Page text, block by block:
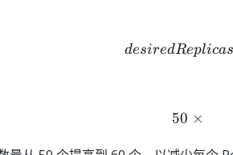
desiredReplicas
50
50 ×